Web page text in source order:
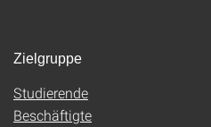
Zielgruppe
Studierende
Beschäftigte